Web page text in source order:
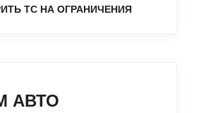
ТС НА ОГРАНИЧЕНИЯ
АВТО